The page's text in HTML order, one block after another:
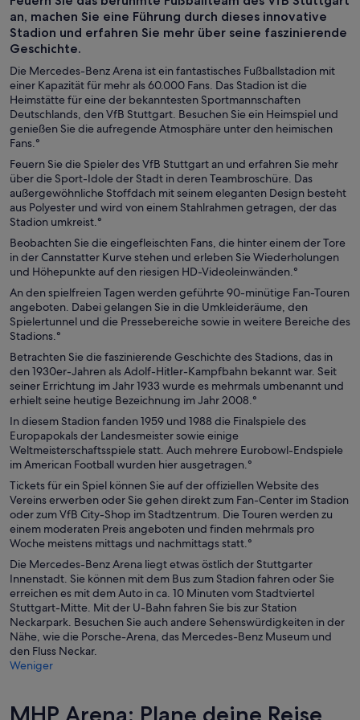
an, machen Sie eine Führung durch dieses innovative
Stadion und erfahren Sie mehr über seine faszinierende
Geschichte.
Die Mercedes-Benz Arena ist ein fantastisches Fußballstadion mit
einer Kapazität für mehr als 60.000 Fans. Das Stadion ist die
Heimstätte für eine der bekanntesten Sportmannschaften
Deutschlands, den VfB Stuttgart. Besuchen Sie ein Heimspiel und
genießen Sie die aufregende Atmosphäre unter den heimischen
Fans.°
Feuern Sie die Spieler des VfB Stuttgart an und erfahren Sie mehr
über die Sport-Idole der Stadt in deren Teambroschüre. Das
außergewöhnliche Stoffdach mit seinem eleganten Design besteht
aus Polyester und wird von einem Stahlrahmen getragen, der das
Stadion umkreist.°
Beobachten Sie die eingefleischten Fans, die hinter einem der Tore
in der Cannstatter Kurve stehen und erleben Sie Wiederholungen
und Höhepunkte auf den riesigen HD-Videoleinwänden.°
An den spielfreien Tagen werden geführte 90-minütige Fan-Touren
angeboten. Dabei gelangen Sie in die Umkleideräume, den
Spielertunnel und die Pressebereiche sowie in weitere Bereiche des
Stadions.°
Betrachten Sie die faszinierende Geschichte des Stadions, das in
den 1930er-Jahren als Adolf-Hitler-Kampfbahn bekannt war. Seit
seiner Errichtung im Jahr 1933 wurde es mehrmals umbenannt und
erhielt seine heutige Bezeichnung im Jahr 2008.°
In diesem Stadion fanden 1959 und 1988 die Finalspiele des
Europapokals der Landesmeister sowie einige
Weltmeisterschaftsspiele statt. Auch mehrere Eurobowl-Endspiele
im American Football wurden hier ausgetragen.°
Tickets für ein Spiel können Sie auf der offiziellen Website des
Vereins erwerben oder Sie gehen direkt zum Fan-Center im Stadion
oder zum VfB City-Shop im Stadtzentrum. Die Touren werden zu
einem moderaten Preis angeboten und finden mehrmals pro
Woche meistens mittags und nachmittags statt.°
Die Mercedes-Benz Arena liegt etwas östlich der Stuttgarter
Innenstadt. Sie können mit dem Bus zum Stadion fahren oder Sie
erreichen es mit dem Auto in ca. 10 Minuten vom Stadtviertel
Stuttgart-Mitte. Mit der U-Bahn fahren Sie bis zur Station
Neckarpark. Besuchen Sie auch andere Sehenswürdigkeiten in der
Nähe, wie die Porsche-Arena, das Mercedes-Benz Museum und
den Fluss Neckar.
Weniger